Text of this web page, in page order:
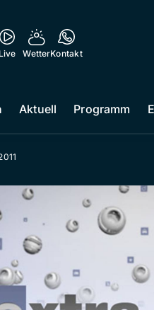
Live WetterKontakt
Aktuell Programm